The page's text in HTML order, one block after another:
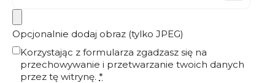
Opcjonalnie dodaj obraz (tylko JPEG)
Korzystając z formularza zgadzasz się na
przechowywanie i przetwarzanie twoich danych
przez tę witrynę. *